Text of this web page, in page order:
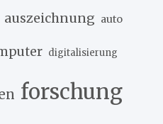
auszeichnung auto
digitalisierung
forschung